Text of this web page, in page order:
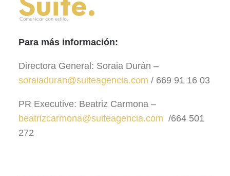
Para más información:
Directora General: Soraia Durán –
soraiaduran@suiteagencia.com / 669 91 16 03
PR Executive: Beatriz Carmona –
beatrizcarmona@suiteagencia.com /664 501
272